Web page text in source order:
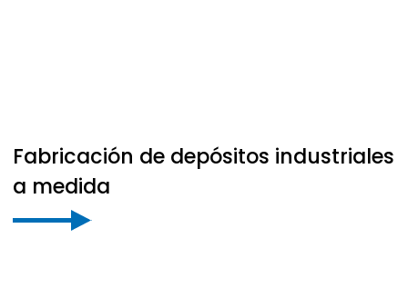
Fabricación de depósitos industriales
a medida